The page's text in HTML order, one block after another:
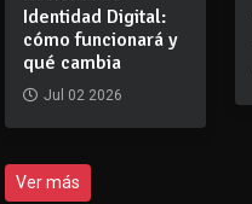
Identidad Digital:
cómo funcionará y
qué cambia
Jul 02 2026
Ver más